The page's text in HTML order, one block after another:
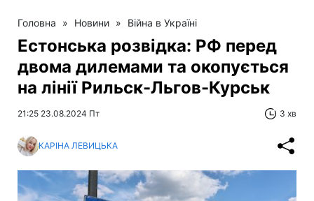
Головна » Новини » Війна в Україні
Естонська розвідка: РФ перед
двома дилемами та окопується
на лінії Рильск-Льгов-Курськ
21:25 23.08.2024 Пт 3 хв
КАРІНА ЛЕВИЦЬКА